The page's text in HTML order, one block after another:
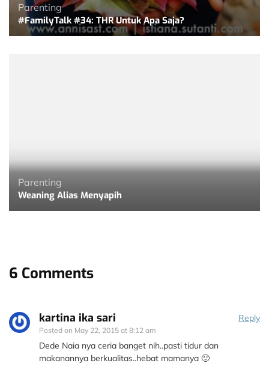
Parenting
#FamilyTalk #34: THR Untuk Apa Saja?
Parenting
Weaning Alias Menyapih
6 Comments
kartina ika sari
Posted on May 22, 2015 at 8:12 am
Reply
Dede Naia nya ceria banget nih..pasti tidur dan
makanannya berkualitas..hebat mamanya 🙂